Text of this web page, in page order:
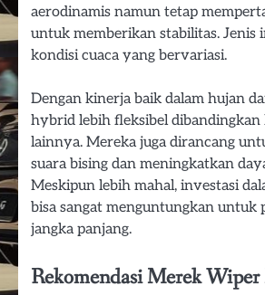
aerodinamis namun tetap
untuk memberikan stabilitas. Jenis
kondisi cuaca yang bervariasi.
Dengan kinerja baik dalam hujan
hybrid lebih fleksibel dibandingkan
lainnya. Mereka juga dirancang
suara bising dan meningkatkan
Meskipun lebih mahal, investasi
bisa sangat menguntungkan untuk
jangka panjang.
Rekomendasi Merek